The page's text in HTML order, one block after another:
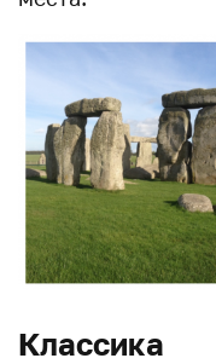
Классика